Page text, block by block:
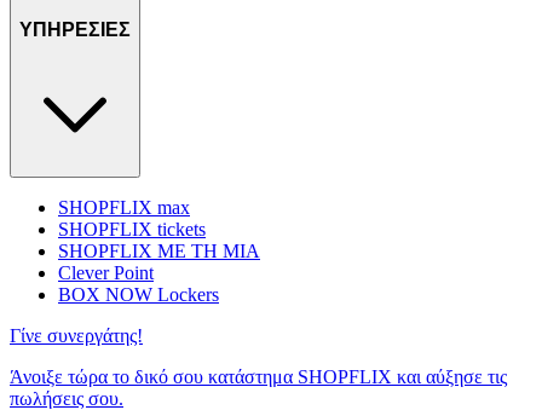
ΥΠΗΡΕΣΙΕΣ
SHOPFLIX max
SHOPFLIX tickets
SHOPFLIX ΜΕ ΤΗ ΜΙΑ
Clever Point
BOX NOW Lockers
Γίνε συνεργάτης!
Άνοιξε τώρα το δικό σου κατάστημα SHOPFLIX και αύξησε τις
πωλήσεις σου.